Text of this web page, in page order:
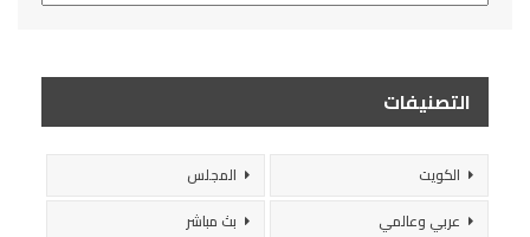
التصنيفات
الكويت
المجلس
عربي وعالمي
بث مباشر